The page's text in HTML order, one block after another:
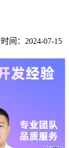
间：2024-07-15